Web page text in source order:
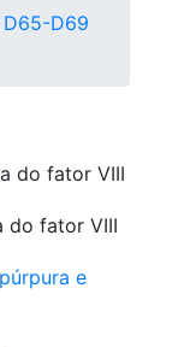
D65-D69
do fator VIII
do fator VIII
e